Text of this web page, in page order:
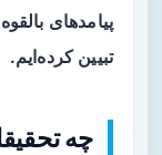
پیامدهای
تبیین کرده‌ایم.
چه